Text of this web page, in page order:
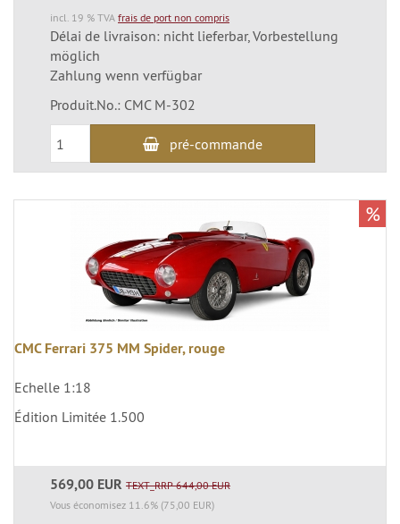
incl. 19 % TVA frais de port non compris
Délai de livraison: nicht lieferbar, Vorbestellung
möglich
Zahlung wenn verfügbar
Produit.No.: CMC M-302
pré-commande
CMC Ferrari 375 MM Spider, rouge
Echelle 1:18
Édition Limitée 1.500
569,00 EUR TEXT_RRP 644,00 EUR
Vous économisez 11.6% (75,00 EUR)
%